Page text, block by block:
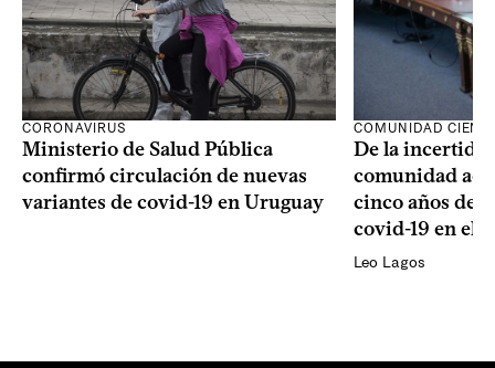
CORONAVIRUS
Ministerio de Salud Pública
confirmó circulación de nuevas
variantes de covid-19 en Uruguay
COMUNIDAD
De la
comunidad
cinco años de
covid-19 en el
Leo Lagos